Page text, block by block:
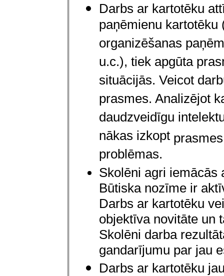
Darbs ar kartotēku
paņēmienu
organizēšanas
u.c.), tiek apgūta
situācijās. Veicot
prasmes. Analizējot
daudzveidīgu
nākas izkopt p
problēmas.
Skolēni agri iemācās
Būtiska nozīme ir
Darbs ar kartotēku
objektīva novitāte un
Skolēni darba
gandarījumu par jau
Darbs ar kartotēku